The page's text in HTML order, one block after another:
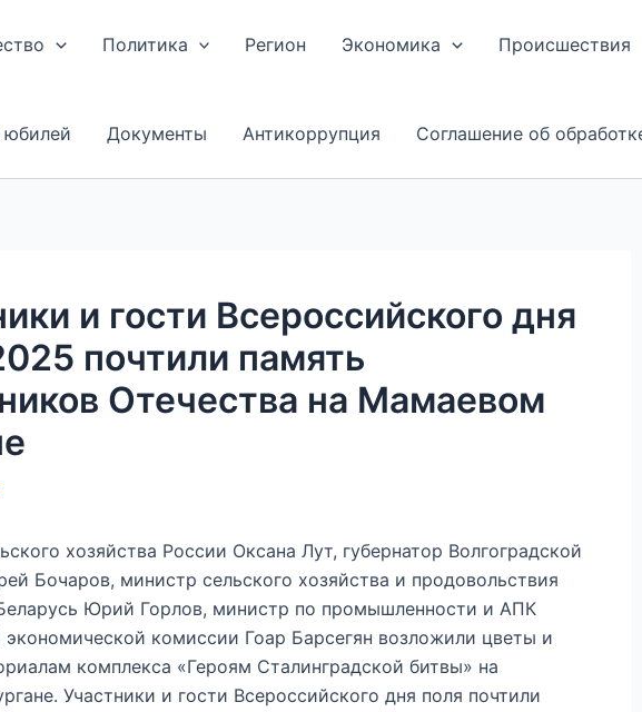
Политика Регион Экономика Происшествия
Документы Антикоррупция Соглашение об
и гости Всероссийского дня
почтили память
Отечества на Мамаевом
хозяйства России Оксана Лут, губернатор Волгоградской
Бочаров, министр сельского хозяйства и продовольствия
Юрий Горлов, министр по промышленности и АПК
экономической комиссии Гоар Барсегян возложили цветы и
комплекса «Героям Сталинградской битвы» на
Участники и гости Всероссийского дня поля почтили